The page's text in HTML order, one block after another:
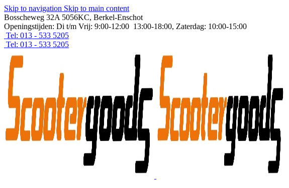
Skip to navigation Skip to main content
Bosscheweg 32A 5056KC, Berkel-Enschot
Openingstijden: Di t/m Vrij: 9:00-12:00 13:00-18:00, Zaterdag: 10:00-15:00
Tel: 013 - 533 5205
Tel: 013 - 533 5205